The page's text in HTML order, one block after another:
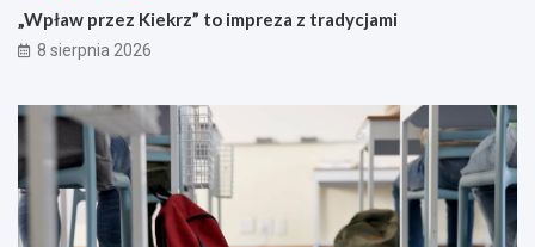
„Wpław przez Kiekrz” to impreza z tradycjami
8 sierpnia 2026